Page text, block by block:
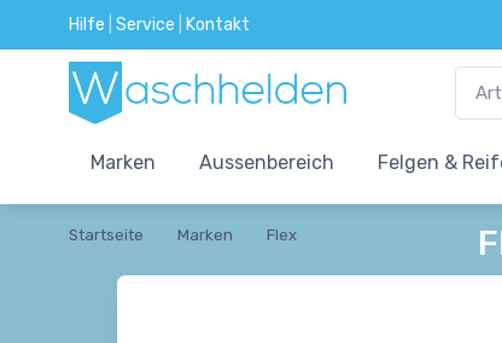
Hilfe Service Kontakt
Marken Aussenbereich Felgen &
Startseite Marken Flex